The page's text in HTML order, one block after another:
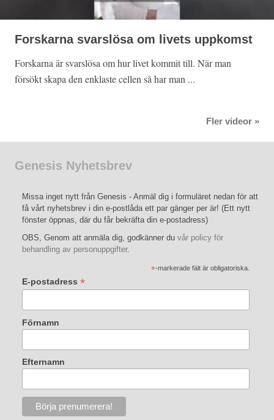
Forskarna svarslösa om livets uppkomst
Forskarna är svarslösa om hur livet kommit till. När man
försökt skapa den enklaste cellen så har man ...
Fler videor »
Genesis Nyhetsbrev
Missa inget nytt från Genesis - Anmäl dig i formuläret nedan för att
få vårt nyhetsbrev i din e-postlåda ett par gänger per är! (Ett nytt
fönster öppnas, där du får bekräfta din e-postadress)
OBS, Genom att anmäla dig, godkänner du vår policy för
behandling av personuppgifter.
*-markerade fält är obligatoriska.
E-postadress *
Förnamn
Efternamn